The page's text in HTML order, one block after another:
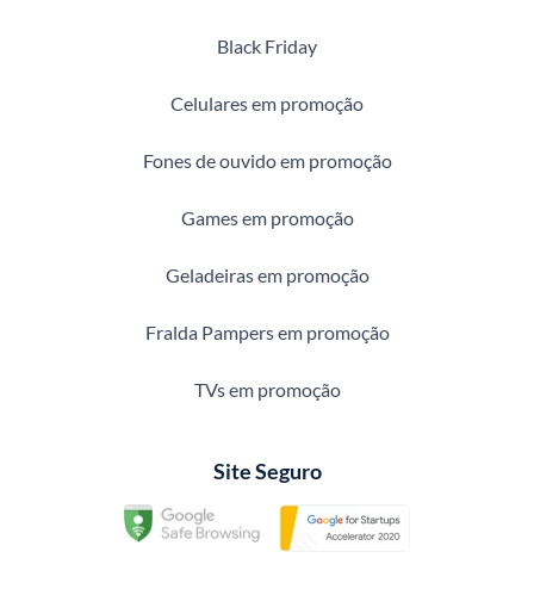
Black Friday
Celulares em promoção
Fones de ouvido em promoção
Games em promoção
Geladeiras em promoção
Fralda Pampers em promoção
TVs em promoção
Site Seguro